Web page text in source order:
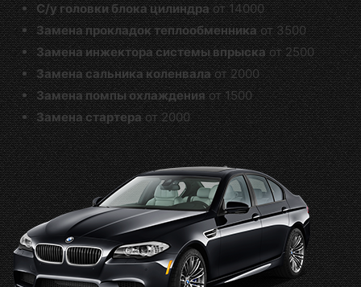
С/у головки блока цилиндраот 14000
Замена прокладок теплообменникаот 3500
Замена инжектора системы впрыскаот 2500
Замена сальника коленвалаот 2000
Замена помпы охлажденияот 1500
Замена стартераот 2000